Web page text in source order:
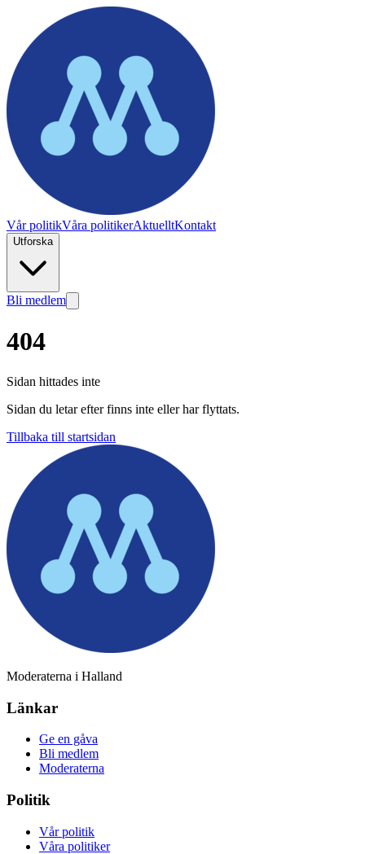
Vår politikVåra politikerAktuelltKontakt
Utforska
Bli medlem
404
Sidan hittades inte
Sidan du letar efter finns inte eller har flyttats.
Tillbaka till startsidan
Moderaterna i Halland
Länkar
Ge en gåva
Bli medlem
Moderaterna
Politik
Vår politik
Våra politiker